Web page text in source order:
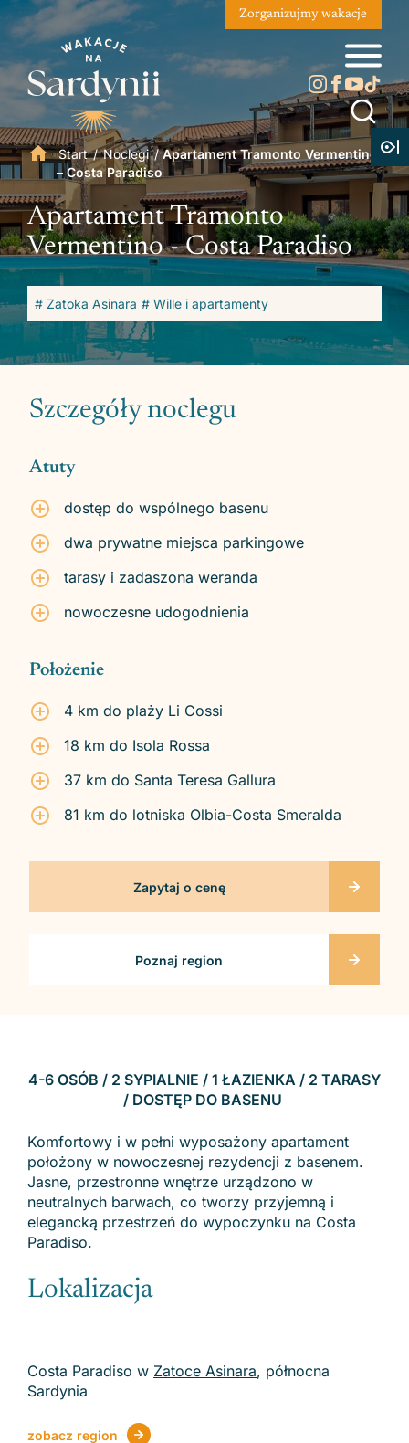
Zorganizujmy wakacje
Start/Noclegi/Apartament Tramonto Vermentino
– Costa Paradiso
Apartament Tramonto
Vermentino - Costa Paradiso
# Zatoka Asinara # Wille i apartamenty
Szczegóły noclegu
Atuty
dostęp do wspólnego basenu
dwa prywatne miejsca parkingowe
tarasy i zadaszona weranda
nowoczesne udogodnienia
Położenie
4 km do plaży Li Cossi
18 km do Isola Rossa
37 km do Santa Teresa Gallura
81 km do lotniska Olbia-Costa Smeralda
Zapytaj o cenę
Poznaj region
4-6 OSÓB / 2 SYPIALNIE / 1 ŁAZIENKA / 2 TARASY
/ DOSTĘP DO BASENU
Komfortowy i w pełni wyposażony apartament
położony w nowoczesnej rezydencji z basenem.
Jasne, przestronne wnętrze urządzono w
neutralnych barwach, co tworzy przyjemną i
elegancką przestrzeń do wypoczynku na Costa
Paradiso.
Lokalizacja
Costa Paradiso w Zatoce Asinara, północna
Sardynia
zobacz region